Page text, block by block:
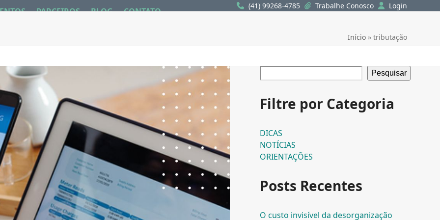
(41) 99268-4785 Trabalhe Conosco Login
PARCEIROS BLOG CONTATO
Início» tributação
Pesquisar
Filtre por Categoria
DICAS
NOTÍCIAS
ORIENTAÇÕES
Posts Recentes
O custo invisível da desorganização